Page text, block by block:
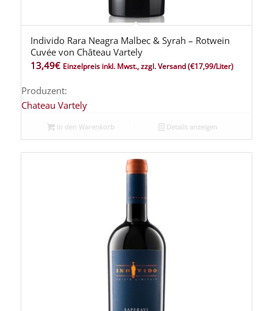
Individo Rara Neagra Malbec & Syrah – Rotwein
Cuvée von Château Vartely
13,49€ Einzelpreis inkl. Mwst., zzgl. Versand(€17,99/Liter)
Produzent:
Chateau Vartely
In den Warenkorb Details anzeigen